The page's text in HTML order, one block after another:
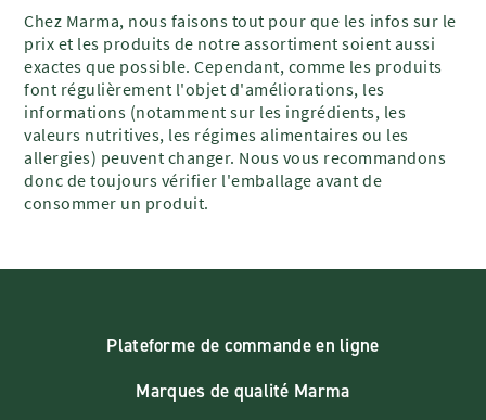
Chez Marma, nous faisons tout pour que les infos sur le
prix et les produits de notre assortiment soient aussi
exactes que possible. Cependant, comme les produits
font régulièrement l'objet d'améliorations, les
informations (notamment sur les ingrédients, les
valeurs nutritives, les régimes alimentaires ou les
allergies) peuvent changer. Nous vous recommandons
donc de toujours vérifier l'emballage avant de
consommer un produit.
Plateforme de commande en ligne
Marques de qualité Marma